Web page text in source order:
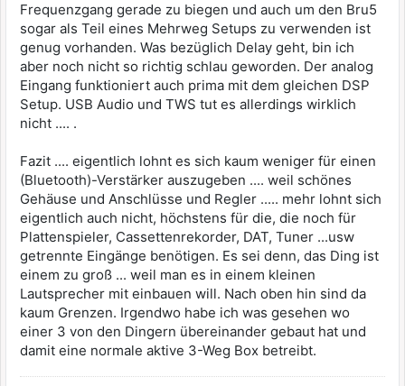
Frequenzgang gerade zu biegen und auch um den Bru5
sogar als Teil eines Mehrweg Setups zu verwenden ist
genug vorhanden. Was bezüglich Delay geht, bin ich
aber noch nicht so richtig schlau geworden. Der analog
Eingang funktioniert auch prima mit dem gleichen DSP
Setup. USB Audio und TWS tut es allerdings wirklich
nicht .... .
Fazit .... eigentlich lohnt es sich kaum weniger für einen
(Bluetooth)-Verstärker auszugeben .... weil schönes
Gehäuse und Anschlüsse und Regler ..... mehr lohnt sich
eigentlich auch nicht, höchstens für die, die noch für
Plattenspieler, Cassettenrekorder, DAT, Tuner ...usw
getrennte Eingänge benötigen. Es sei denn, das Ding ist
einem zu groß ... weil man es in einem kleinen
Lautsprecher mit einbauen will. Nach oben hin sind da
kaum Grenzen. Irgendwo habe ich was gesehen wo
einer 3 von den Dingern übereinander gebaut hat und
damit eine normale aktive 3-Weg Box betreibt.